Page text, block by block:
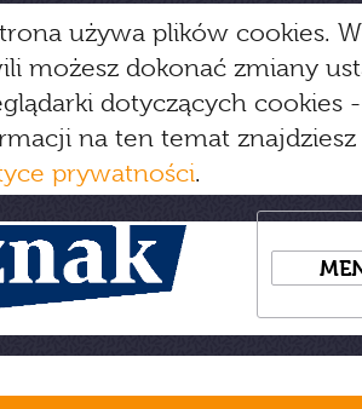
używa plików cookies.
możesz dokonać zmiany
dotyczących cookies
na ten temat
prywatności.